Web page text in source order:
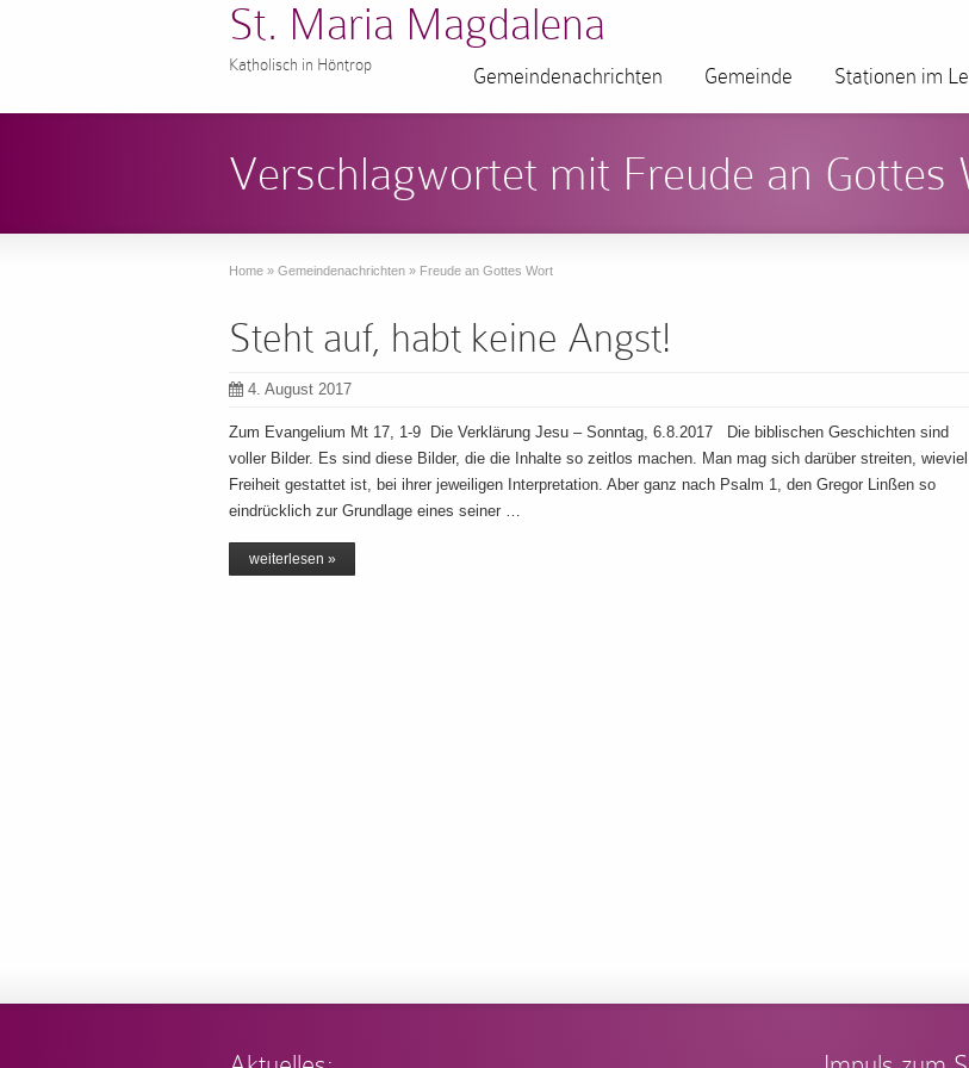
St. Maria Magdalena
Katholisch in Höntrop Gemeindenachrichten Gemeinde Stationen im
Verschlagwortet mit Freude an Gottes
Home » Gemeindenachrichten » Freude an Gottes Wort
Steht auf, habt keine Angst!
4. August 2017
Zum Evangelium Mt 17, 1-9 Die Verklärung Jesu – Sonntag, 6.8.2017 Die biblischen Geschichten sind
voller Bilder. Es sind diese Bilder, die die Inhalte so zeitlos machen. Man mag sich darüber streiten, wieviel
Freiheit gestattet ist, bei ihrer jeweiligen Interpretation. Aber ganz nach Psalm 1, den Gregor Linßen so
eindrücklich zur Grundlage eines seiner …
weiterlesen »